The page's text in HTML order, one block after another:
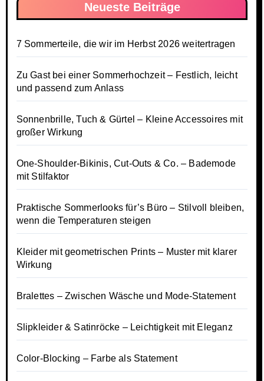
Neueste Beiträge
7 Sommerteile, die wir im Herbst 2026 weitertragen
Zu Gast bei einer Sommerhochzeit – Festlich, leicht
und passend zum Anlass
Sonnenbrille, Tuch & Gürtel – Kleine Accessoires mit
großer Wirkung
One-Shoulder-Bikinis, Cut-Outs & Co. – Bademode
mit Stilfaktor
Praktische Sommerlooks für’s Büro – Stilvoll bleiben,
wenn die Temperaturen steigen
Kleider mit geometrischen Prints – Muster mit klarer
Wirkung
Bralettes – Zwischen Wäsche und Mode-Statement
Slipkleider & Satinröcke – Leichtigkeit mit Eleganz
Color-Blocking – Farbe als Statement